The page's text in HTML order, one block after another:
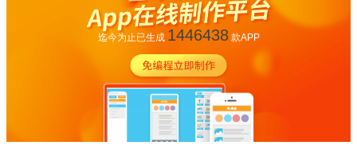
迄今为止已生成 1446438款APP